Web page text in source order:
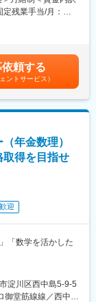
ションの更なる推
定した法人、団体
ス・諸業務
び営業拡大が急務
長軌道に乗せる中
ペイアプリ
を活用した商品企
募集しています。
有
盤の整備
の企画
残業手当/月：
応じ決定させて頂
給与デジタル払い
くまでも目安の金
ます。月給(月額)は
依頼する
ントサービス）
年金数理）
得を目指せ
迎
「数学を活かした
ンサルティングが
淀川区西中島5-9-5
御堂筋線線／西中島